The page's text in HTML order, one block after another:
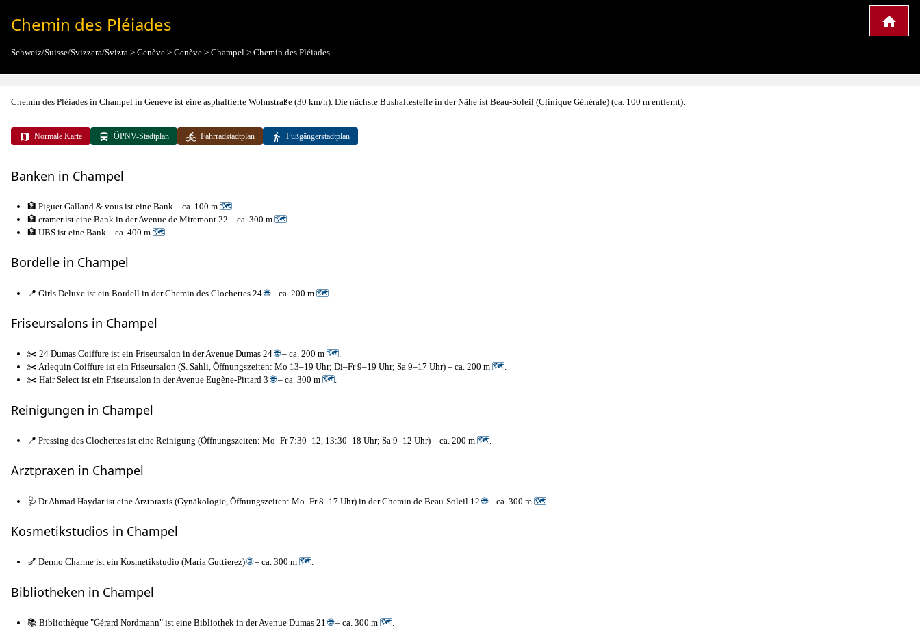
Chemin des Pléiades
Schweiz/Suisse/Svizzera/Svizra > Genève > Genève > Champel > Chemin des Pléiades
Chemin des Pléiades in Champel in Genève ist eine asphaltierte Wohnstraße (30 km/h). Die nächste Bushaltestelle in der Nähe ist Beau-Soleil (Clinique Générale) (ca. 100 m entfernt).
Normale Karte ÖPNV-Stadtplan Fahrradstadtplan Fußgängerstadtplan
Banken in Champel
🏦 Piguet Galland & vous ist eine Bank – ca. 100 m 🗺.
🏦 cramer ist eine Bank in der Avenue de Miremont 22 – ca. 300 m 🗺.
🏦 UBS ist eine Bank – ca. 400 m 🗺.
Bordelle in Champel
📍 Girls Deluxe ist ein Bordell in der Chemin des Clochettes 24🌐– ca. 200 m 🗺
Friseursalons in Champel
✂️ 24 Dumas Coiffure ist ein Friseursalon in der Avenue Dumas 24🌐– ca. 200 m 🗺.
✂️ Arlequin Coiffure ist ein Friseursalon (S. Sahli, Öffnungszeiten: Mo 13–19 Uhr; Di–Fr 9–19 Uhr; Sa 9–17 Uhr) – ca. 200 m 🗺.
✂️ Hair Select ist ein Friseursalon in der Avenue Eugène-Pittard 3🌐– ca. 300 m 🗺.
Reinigungen in Champel
📍 Pressing des Clochettes ist eine Reinigung (Öffnungszeiten: Mo–Fr 7:30–12, 13:30–18 Uhr; Sa 9–12 Uhr) – ca. 200 m 🗺.
Arztpraxen in Champel
🩺 Dr Ahmad Haydar ist eine Arztpraxis (Gynäkologie, Öffnungszeiten: Mo–Fr 8–17 Uhr) in der Chemin de Beau-Soleil 12🌐– ca. 300 m 🗺
Kosmetikstudios in Champel
💅 Dermo Charme ist ein Kosmetikstudio (Maria Guttierez)🌐– ca. 300 m 🗺.
Bibliotheken in Champel
📚 Bibliothèque "Gérard Nordmann" ist eine Bibliothek in der Avenue Dumas 21🌐– ca. 300 m 🗺.